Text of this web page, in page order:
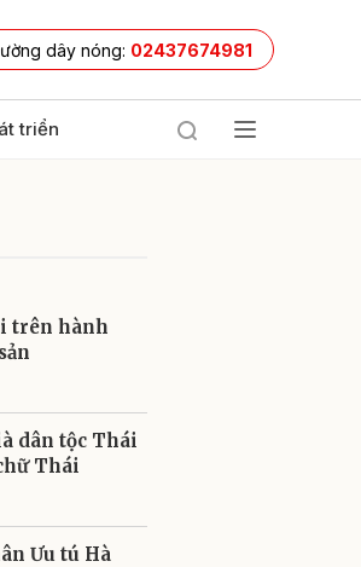
dây nóng: 02437674981
triển
trên hành
dân tộc Thái
Thái
Ưu tú Hà